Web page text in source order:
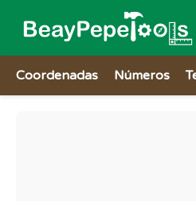
Coordenadas Números